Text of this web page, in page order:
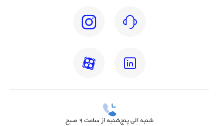
شنبه الی پنج‌شنبه از ساعت 9 صبح